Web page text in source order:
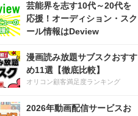
芸能界を志す10代～20代を
応援！オーディション・スク
ール情報はDeview
漫画読み放題サブスクおすす
め11選【徹底比較】
オリコン顧客満足度ランキング
2026年動画配信サービスお